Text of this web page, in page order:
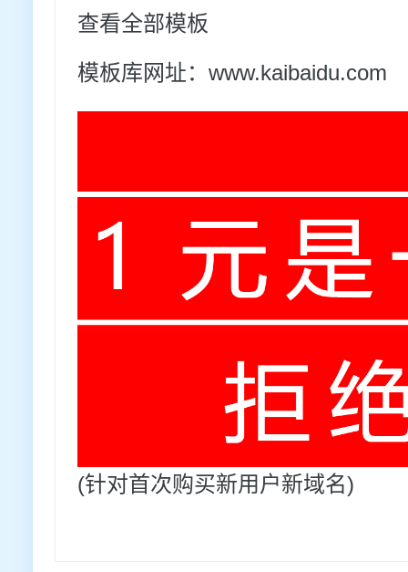
查看全部模板
模板库网址：www.kaibaidu.com
(针对首次购买新用户新域名)